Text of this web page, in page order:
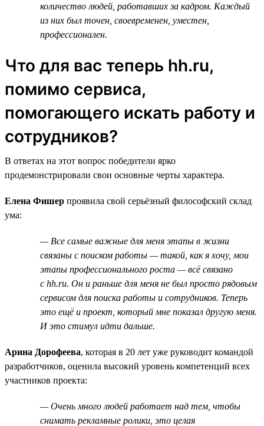
количество людей, работавших за кадром. Каждый
из них был точен, своевременен, уместен,
профессионален.
Что для вас теперь hh.ru,
помимо сервиса,
помогающего искать работу и
сотрудников?
В ответах на этот вопрос победители ярко
продемонстрировали свои основные черты характера.
Елена Фишер проявила свой серьёзный философский склад
ума:
— Все самые важные для меня этапы в жизни
связаны с поиском работы — такой, как я хочу, мои
этапы профессионального роста — всё связано
с hh.ru. Он и раньше для меня не был просто рядовым
сервисом для поиска работы и сотрудников. Теперь
это ещё и проект, который мне показал другую меня.
И это стимул идти дальше.
Арина Дорофеева, которая в 20 лет уже руководит командой
разработчиков, оценила высокий уровень компетенций всех
участников проекта:
— Очень много людей работает над тем, чтобы
снимать рекламные ролики, это целая